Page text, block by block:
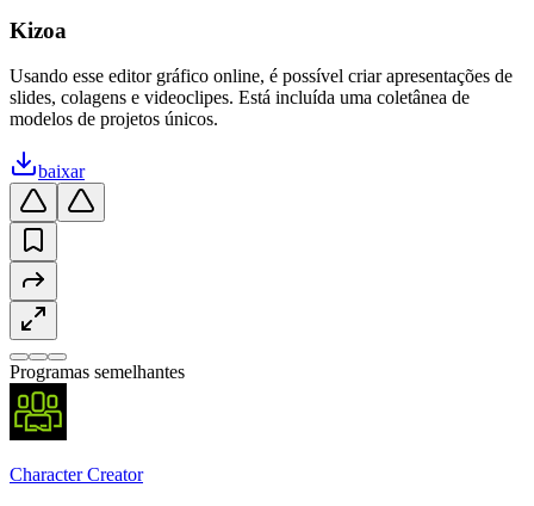
Kizoa
Usando esse editor gráfico online, é possível criar apresentações de
slides, colagens e videoclipes. Está incluída uma coletânea de
modelos de projetos únicos.
baixar
Programas semelhantes
Character Creator